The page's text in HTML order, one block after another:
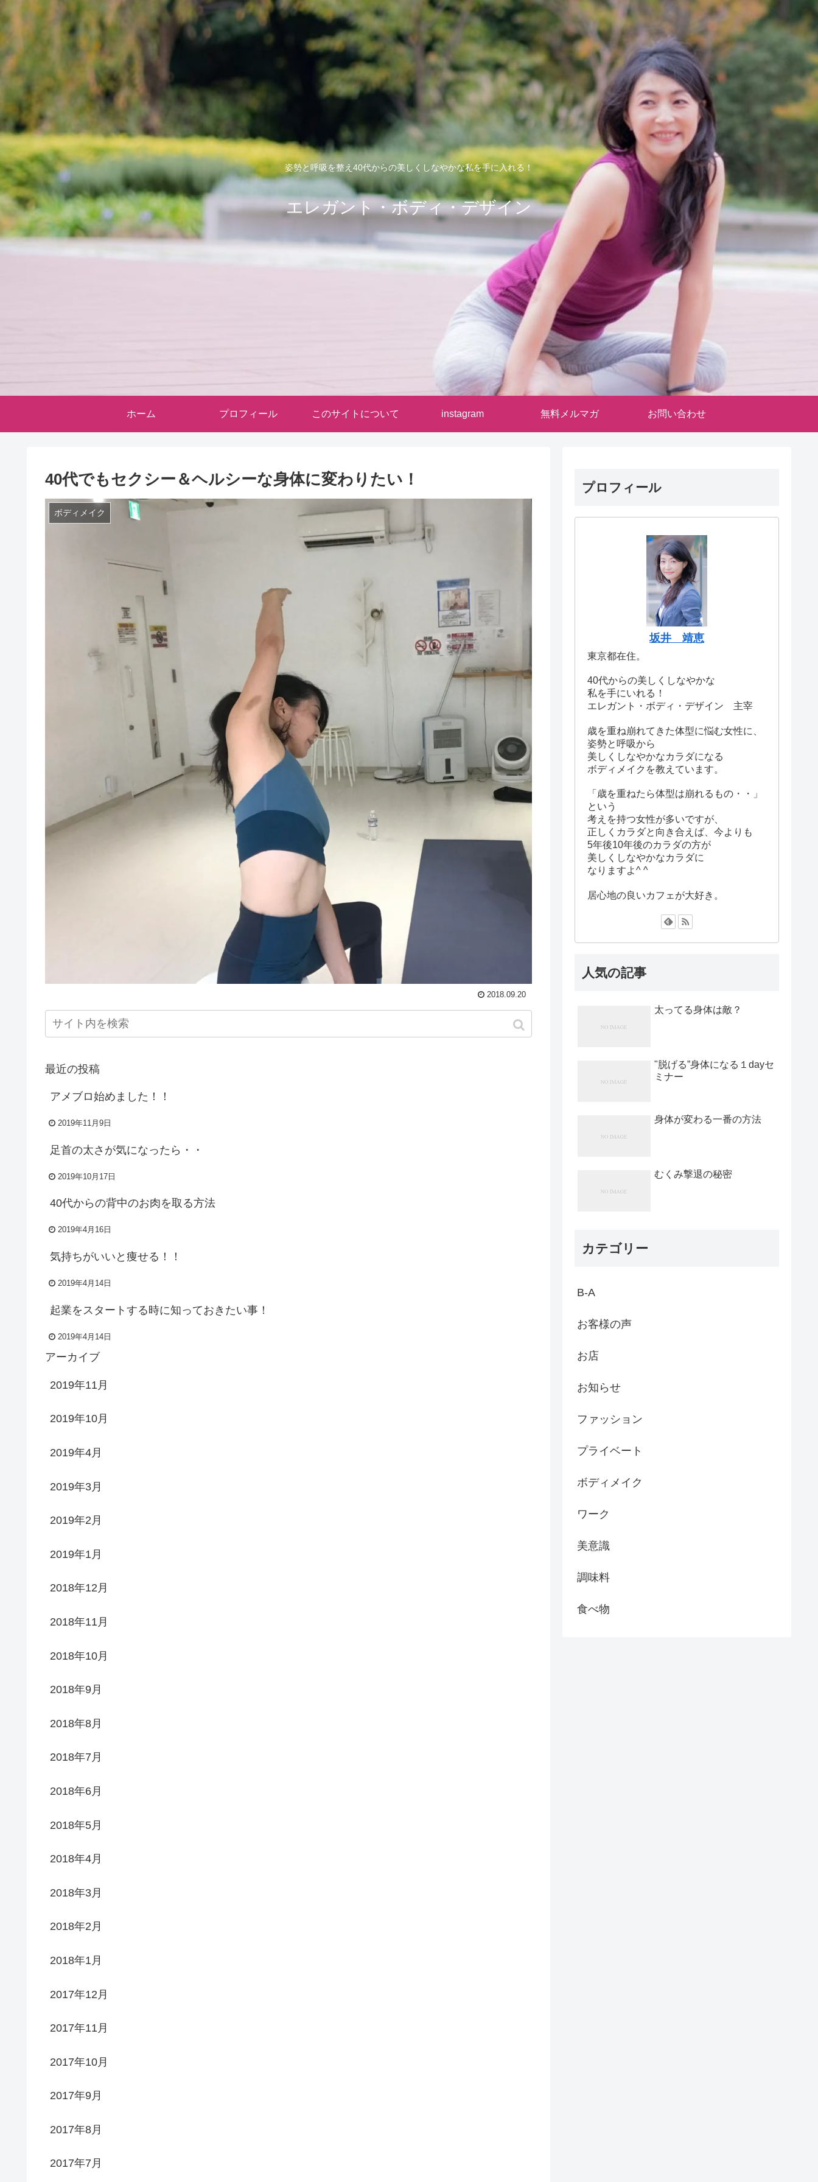
姿勢と呼吸を整え40代からの美しくしなやかな私を手に入れる！
エレガント・ボディ・デザイン
ホーム プロフィール このサイトについて instagram 無料メルマガ お問い合わせ
40代でもセクシー＆ヘルシーな身体に変わりたい！
ボディメイク
2018.09.20
最近の投稿
アメブロ始めました！！
2019年11月9日
足首の太さが気になったら・・
2019年10月17日
40代からの背中のお肉を取る方法
2019年4月16日
気持ちがいいと痩せる！！
2019年4月14日
起業をスタートする時に知っておきたい事！
2019年4月14日
アーカイブ
2019年11月
2019年10月
2019年4月
2019年3月
2019年2月
2019年1月
2018年12月
2018年11月
2018年10月
2018年9月
2018年8月
2018年7月
2018年6月
2018年5月
2018年4月
2018年3月
2018年2月
2018年1月
2017年12月
2017年11月
2017年10月
2017年9月
2017年8月
2017年7月
プロフィール
坂井 靖恵
東京都在住。
40代からの美しくしなやかな
私を手にいれる！
エレガント・ボディ・デザイン 主宰
歳を重ね崩れてきた体型に悩む女性に、
姿勢と呼吸から
美しくしなやかなカラダになる
ボディメイクを教えています。
「歳を重ねたら体型は崩れるもの・・」
という
考えを持つ女性が多いですが、
正しくカラダと向き合えば、今よりも
5年後10年後のカラダの方が
美しくしなやかなカラダに
なりますよ^ ^
居心地の良いカフェが大好き。
人気の記事
太ってる身体は敵？
"脱げる”身体になる１dayセ
ミナー
身体が変わる一番の方法
むくみ撃退の秘密
カテゴリー
B-A
お客様の声
お店
お知らせ
ファッション
プライベート
ボディメイク
ワーク
美意識
調味料
食べ物